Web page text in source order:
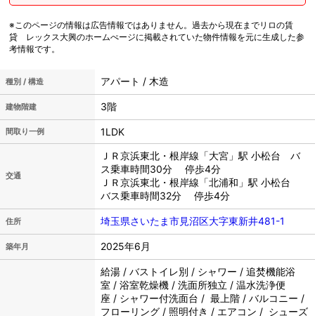
※このページの情報は広告情報ではありません。過去から現在までリロの賃
貸 レックス大興のホームぺージに掲載されていた物件情報を元に生成した参
考情報です。
種別 / 構造 アパート / 木造
建物階建 3階
間取り一例 1LDK
交通
ＪＲ京浜東北・根岸線「大宮」駅 小松台 バ
ス乗車時間30分 停歩4分
ＪＲ京浜東北・根岸線「北浦和」駅 小松台
バス乗車時間32分 停歩4分
住所 埼玉県さいたま市見沼区大字東新井481-1
築年月 2025年6月
給湯 / バストイレ別 / シャワー / 追焚機能浴
室 / 浴室乾燥機 / 洗面所独立 / 温水洗浄便
座 / シャワー付洗面台 / 最上階 / バルコニー /
フローリング / 照明付き / エアコン / シューズ